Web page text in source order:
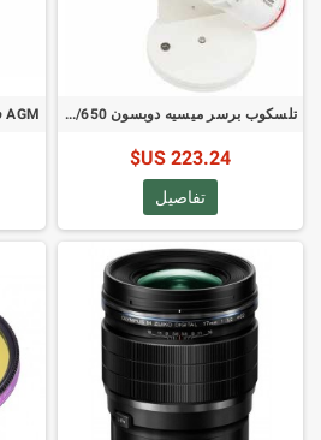
تلسكوب برسر ميسيه دوبسون NT-130 130/650 مع فلاتر القمر والشمس
223.24 US$
تفاصيل